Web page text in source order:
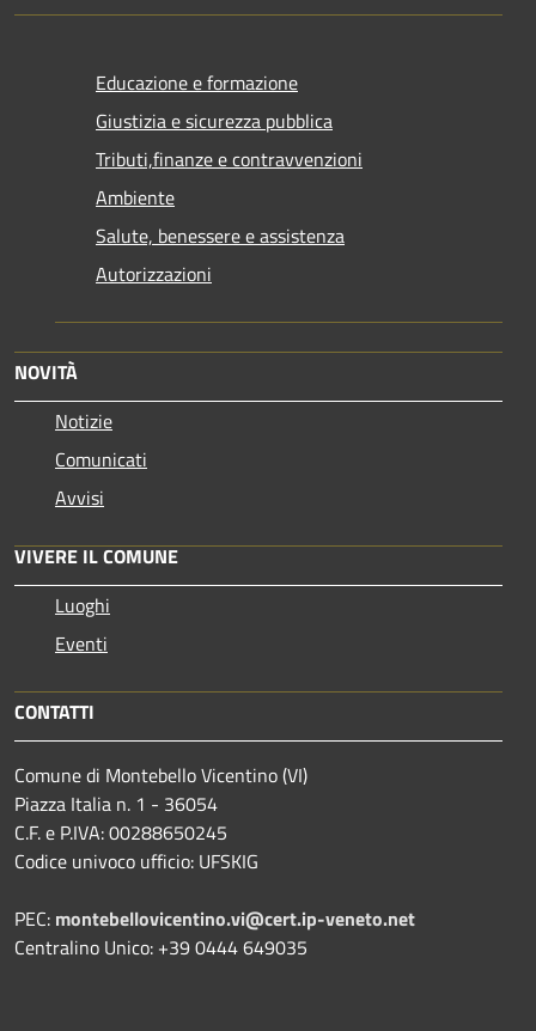
Educazione e formazione
Giustizia e sicurezza pubblica
Tributi,finanze e contravvenzioni
Ambiente
Salute, benessere e assistenza
Autorizzazioni
NOVITÀ
Notizie
Comunicati
Avvisi
VIVERE IL COMUNE
Luoghi
Eventi
CONTATTI
Comune di Montebello Vicentino (VI)
Piazza Italia n. 1 - 36054
C.F. e P.IVA: 00288650245
Codice univoco ufficio: UFSKIG
PEC: montebellovicentino.vi@cert.ip-veneto.net
Centralino Unico: +39 0444 649035